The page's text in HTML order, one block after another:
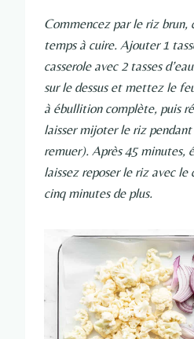
Commencez par le riz brun,
temps à cuire. Ajouter 1
casserole avec 2 tasses
sur le dessus et mettez le
à ébullition complète, puis
laisser mijoter le riz
remuer). Après 45 minutes,
laissez reposer le riz avec le
cinq minutes de plus.